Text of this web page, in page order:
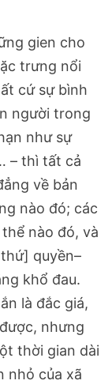
gien cho
trưng nổi
cứ sự bình
người trong
như sự
– thì tất cả
về bản
nào đó; các
nào đó, và
quyền–
khổ đau.
là đắc giá,
nhưng
thời gian dài
nhỏ của xã